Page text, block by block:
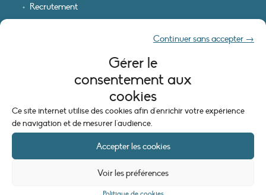
Gérer le
consentement aux
cookies
Ce site internet utilise des cookies afin d'enrichir votre expérience
de navigation et de mesurer l'audience.
Accepter les cookies
Continuer sans accepter →
Voir les préférences
Recrutement
Recevoir nos infos
INFORMATIONS LÉGALES
Mentions légales
Politique de cookies (UE)